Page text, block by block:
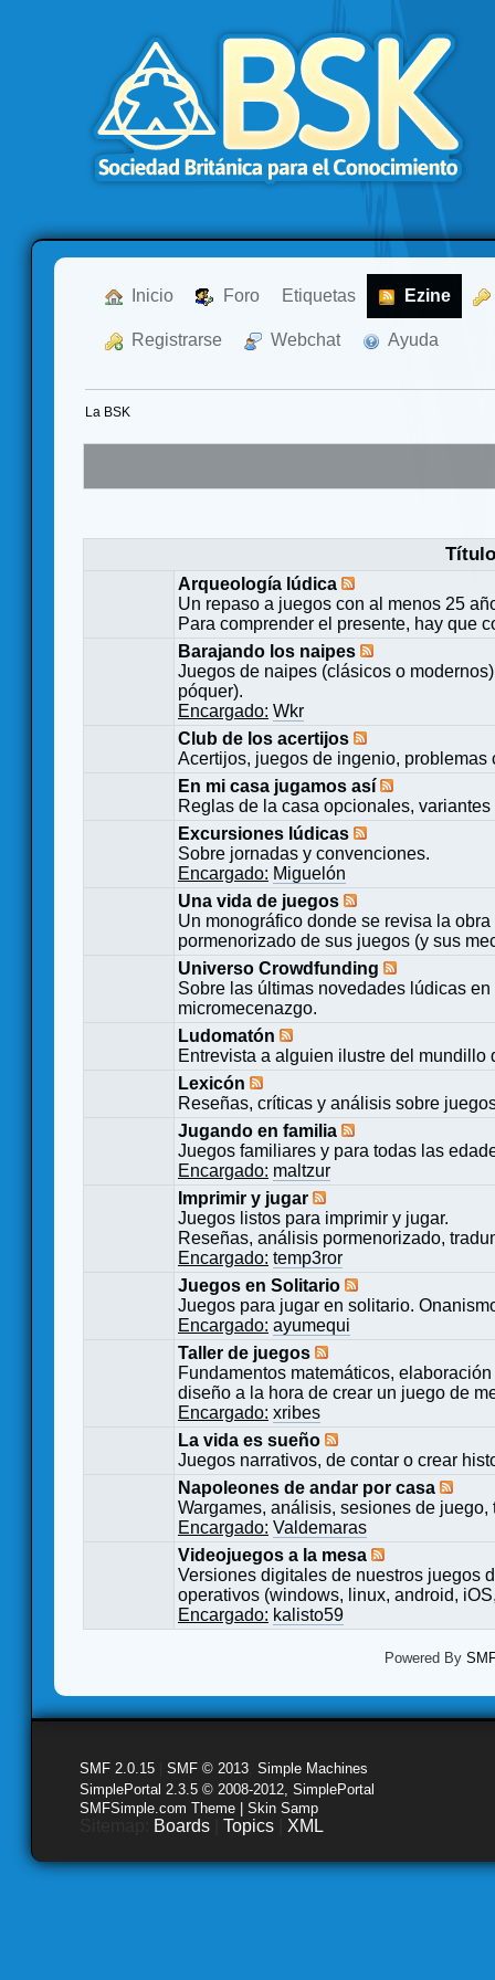
Inicio Foro Etiquetas Ezine
Registrarse Webchat Ayuda
La BSK
Título
Arqueología lúdica
Un repaso a juegos con al menos 25
Para comprender el presente, hay que
Barajando los naipes
Juegos de naipes (clásicos o
póquer).
Encargado: Wkr
Club de los acertijos
Acertijos, juegos de ingenio,
En mi casa jugamos así
Reglas de la casa opcionales,
Excursiones lúdicas
Sobre jornadas y convenciones.
Encargado: Miguelón
Una vida de juegos
Un monográfico donde se revisa la
pormenorizado de sus juegos (y sus
Universo Crowdfunding
Sobre las últimas novedades lúdicas
micromecenazgo.
Ludomatón
Entrevista a alguien ilustre del mundillo
Lexicón
Reseñas, críticas y análisis sobre
Jugando en familia
Juegos familiares y para todas las
Encargado: maltzur
Imprimir y jugar
Juegos listos para imprimir y jugar.
Reseñas, análisis pormenorizado,
Encargado: temp3ror
Juegos en Solitario
Juegos para jugar en solitario.
Encargado: ayumequi
Taller de juegos
Fundamentos matemáticos,
diseño a la hora de crear un juego de
Encargado: xribes
La vida es sueño
Juegos narrativos, de contar o crear
Napoleones de andar por casa
Wargames, análisis, sesiones de
Encargado: Valdemaras
Videojuegos a la mesa
Versiones digitales de nuestros juegos
operativos (windows, linux, android,
Encargado: kalisto59
Powered By
SMF 2.0.15 SMF © 2013 Simple Machines
SimplePortal 2.3.5 © 2008-2012, SimplePortal
SMFSimple.com Theme | Skin Samp
Boards Topics XML